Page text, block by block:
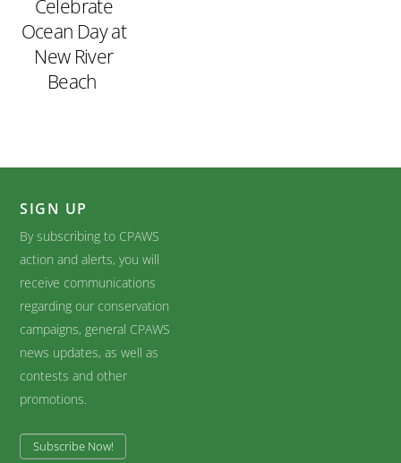
Celebrate
Ocean Day at
New River
Beach
SIGN UP
By subscribing to CPAWS
action and alerts, you will
receive communications
regarding our conservation
campaigns, general CPAWS
news updates, as well as
contests and other
promotions.
Subscribe Now!